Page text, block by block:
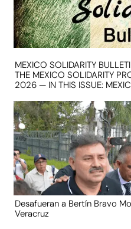
MEXICO SOLIDARITY
THE MEXICO SOLIDARITY
2026 — IN THIS ISSUE:
Desafueran a Bertín Bravo
Veracruz